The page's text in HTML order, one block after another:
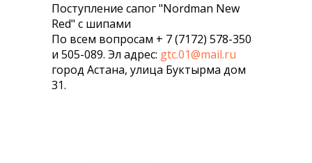
Поступление cапог "Nordman New
Red" с шипами
По всем вопросам + 7 (7172) 578-350
и 505-089. Эл адрес: gtc.01@mail.ru
город Астана, улица Буктырма дом
31.